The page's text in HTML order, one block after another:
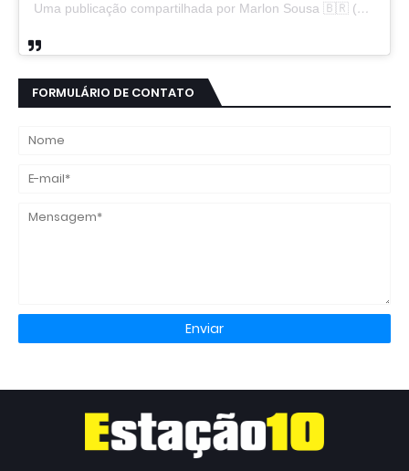
Uma publicação compartilhada por Marlon Sousa 🇧🇷 (@marlon_xlt50)
FORMULÁRIO DE CONTATO